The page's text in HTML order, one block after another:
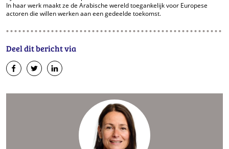
In haar werk maakt ze de Arabische wereld toegankelijk voor Europese
actoren die willen werken aan een gedeelde toekomst.
Deel dit bericht via
op
Facebook
op
Twitter
op
LinkedIn